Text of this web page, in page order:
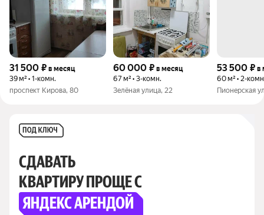
31 500 ₽ в месяц
39 м² • 1-комн.
проспект Кирова, 80
60 000 ₽ в месяц
67 м² • 3-комн.
Зелёная улица, 22
53 500 ₽ в
60 м² • 2-
Пионерская
СДАВАТЬ
КВАРТИРУ ПРОЩЕ С
ЯНДЕКС АРЕНДОЙ